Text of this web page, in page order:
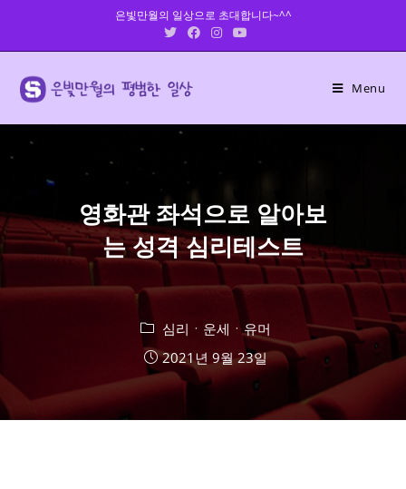
content
은빛만월의 일상으로 초대합니다~^^
Menu
영화관 좌석으로 알아보
는 성격 심리테스트
심리ㆍ운세ㆍ유머
2021년 9월 23일